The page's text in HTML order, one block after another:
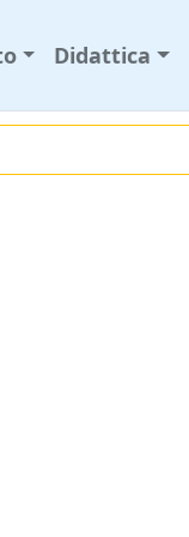
Didattica